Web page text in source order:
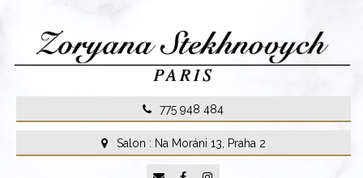
content
775 948 484
Salon : Na Moráni 13, Praha 2